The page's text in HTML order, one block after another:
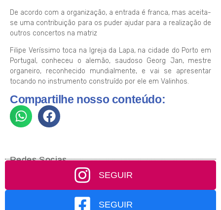
De acordo com a organização, a entrada é franca, mas aceita-
se uma contribuição para os puder ajudar para a realização de
outros concertos na matriz
Filipe Veríssimo toca na Igreja da Lapa, na cidade do Porto em
Portugal, conheceu o alemão, saudoso Georg Jan, mestre
organeiro, reconhecido mundialmente, e vai se apresentar
tocando no instrumento construído por ele em Valinhos.
Compartilhe nosso conteúdo:
Redes Socias
SEGUIR
SEGUIR